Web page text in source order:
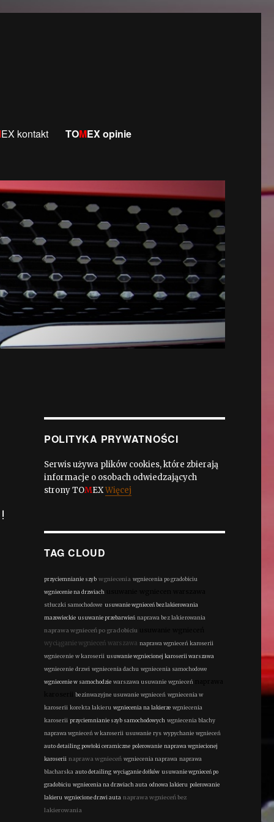
EX kontakt TOMEX opinie
POLITYKA PRYWATNOŚCI
Serwis używa plików cookies, które zbierają
informacje o osobach odwiedzających
strony TOMEXWięcej
TAG CLOUD
przyciemnianie szyb wgniecenia wgniecenia po gradobiciu
wgniecenie na drzwiach
stłuczki samochodowe usuwanie wgnieceń bez lakierowania
mazowieckie usuwanie przebarwień naprawa bez lakierowania
naprawa wgnieceń po gradobiciu
wyciąganie wgnieceń warszawa naprawa wgnieceń karoserii
wgniecenie w karoserii usuwanie wgniecionej karoserii warszawa
wgniecenie drzwi wgniecenia dachu wgniecenia samochodowe
wgniecenie w samochodzie warszawa usuwanie wgnieceń
bezinwazyjne usuwanie wgnieceń wgniecenia w
karoserii korekta lakieru wgniecenia na lakierze wgniecenia
karoserii przyciemnianie szyb samochodowych wgniecenia blachy
naprawa wgnieceń w karoserii usuwanie rys wypychanie wgnieceń
auto detailing powłoki ceramiczne polerowanie naprawa wgniecionej
karoserii naprawa wgnieceń wgniecenia naprawa naprawa
blacharska auto detailing wyciąganie dołków usuwanie wgnieceń po
gradobiciu wgniecenia na drzwiach auta odnowa lakieru polerowanie
lakieru wgniecione drzwi auta naprawa wgnieceń bez
lakierowania